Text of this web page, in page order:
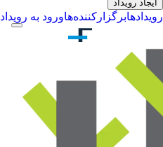
ایجاد رویداد
رویدادهابرگزارکننده‌هاورود به رویداد